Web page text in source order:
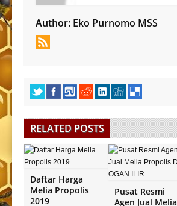
Author: Eko Purnomo MSS
RELATED POSTS
Daftar Harga
Melia Propolis
2019
Pusat Resmi
Agen Jual Melia